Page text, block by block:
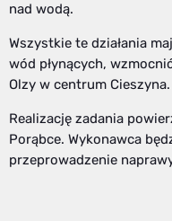
nad wodą.
Wszystkie te działania
wód płynących,
Olzy w centrum Cieszyna.
Realizację zadania
Porąbce. Wykonawca
przeprowadzenie